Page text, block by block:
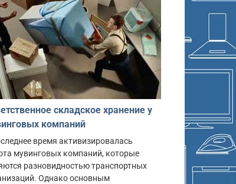
складское хранение у
компаний
время активизировалась
мувинговых компаний, которые
разновидностью транспортных
Однако основным